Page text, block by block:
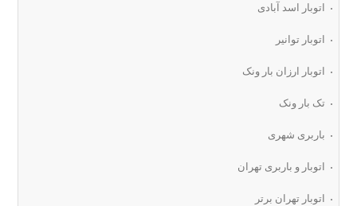
اتوبار اسد آبادی
اتوبار توانیر
اتوبار ارزان بار ونک
تک بار ونک
باربری شهری
اتوبار و باربری تهران
اتوبار تهران برتر